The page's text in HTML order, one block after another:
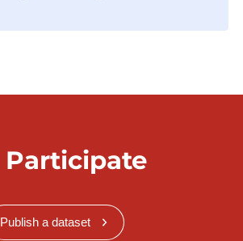
Participate
Publish a dataset